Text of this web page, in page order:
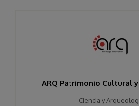
ARQ Patrimonio Cultural
Ciencia y